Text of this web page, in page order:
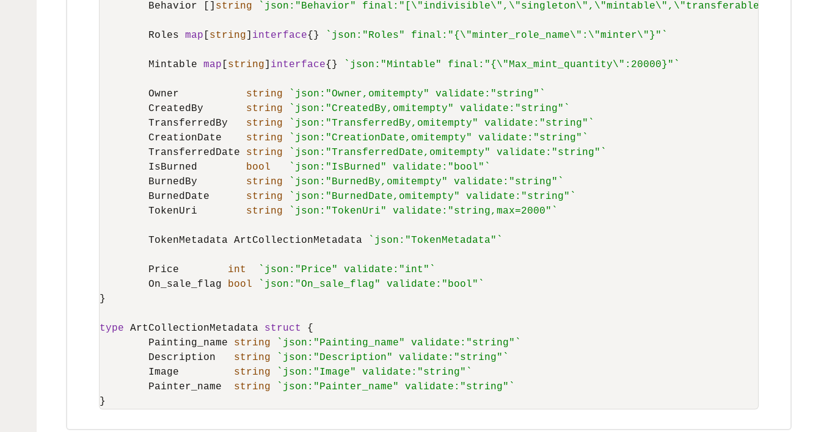
	Behavior []
string `json:"Behavior"
	Roles
map string interface{} `json:"Roles" final:"{\"minter_role_name\":\"minter\"}"`
	Mintable
map string interface{} `json:"Mintable" final:"{\"Max_mint_quantity\":20000}"`
	Owner
string
`json:"Owner,omitempty" validate:"string"`
	CreatedBy
string
`json:"CreatedBy,omitempty" validate:"string"`
	TransferredBy
string
`json:"TransferredBy,omitempty" validate:"string"`
	CreationDate
string
`json:"CreationDate,omitempty" validate:"string"`
	TransferredDate
string
`json:"TransferredDate,omitempty" validate:"string"`
	IsBurned
bool
`json:"IsBurned" validate:"bool"`
	BurnedBy
string
`json:"BurnedBy,omitempty" validate:"string"`
	BurnedDate
string
`json:"BurnedDate,omitempty" validate:"string"`
	TokenUri
string `json:"TokenUri" validate:"string,max=2000"`
	TokenMetadata ArtCollectionMetadata
`json:"TokenMetadata"`
	Price
int
`json:"Price" validate:"int"`
	On_sale_flag
bool
`json:"On_sale_flag" validate:"bool"`
}
type ArtCollectionMetadata struct
{
	Painting_name
string
`json:"Painting_name" validate:"string"`
	Description
string
`json:"Description" validate:"string"`
	Image
string
`json:"Image" validate:"string"`
	Painter_name
string
`json:"Painter_name" validate:"string"`